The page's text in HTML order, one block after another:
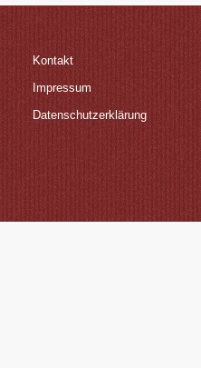
Kontakt
Impressum
Datenschutzerklärung